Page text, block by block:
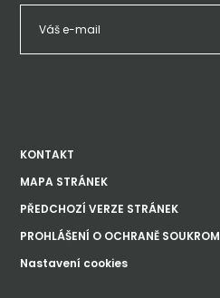
KONTAKT
MAPA STRÁNEK
PŘEDCHOZÍ VERZE STRÁNEK
PROHLÁŠENÍ O OCHRANĚ
Nastavení cookies